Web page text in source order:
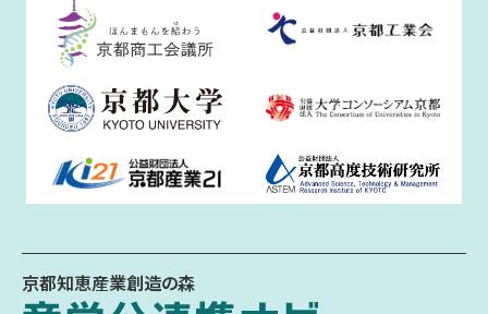
京都知恵産業創造の森